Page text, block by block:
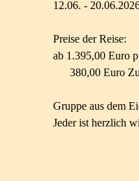
12.06. -
Preise der Reise:
ab 1.395,00 Euro
380,00 Euro
Gruppe aus dem
Jeder ist herzlich